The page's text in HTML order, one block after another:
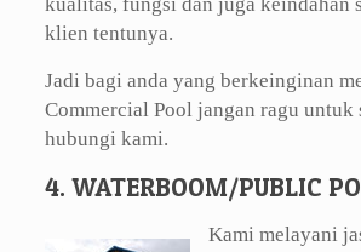
klien tentunya.
Jadi bagi anda yang berkeinginan
Commercial Pool jangan ragu untuk
hubungi kami.
4. WATERBOOM/PUBLIC
Kami melayani